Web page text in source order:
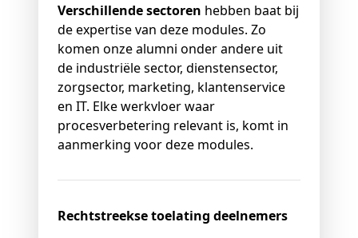
Verschillende sectoren hebben baat bij
de expertise van deze modules. Zo
komen onze alumni onder andere uit
de industriële sector, dienstensector,
zorgsector, marketing, klantenservice
en IT. Elke werkvloer waar
procesverbetering relevant is, komt in
aanmerking voor deze modules.
Rechtstreekse toelating deelnemers